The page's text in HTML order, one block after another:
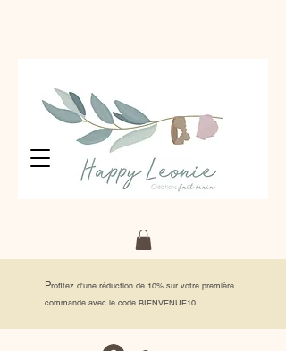
Profitez d'une réduction de 10% sur votre première
commande avec le code BIENVENUE10